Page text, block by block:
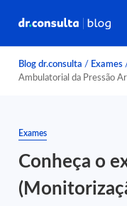
Blog dr.consulta / Exames
Ambulatorial da Pressão
Exames
Conheça o